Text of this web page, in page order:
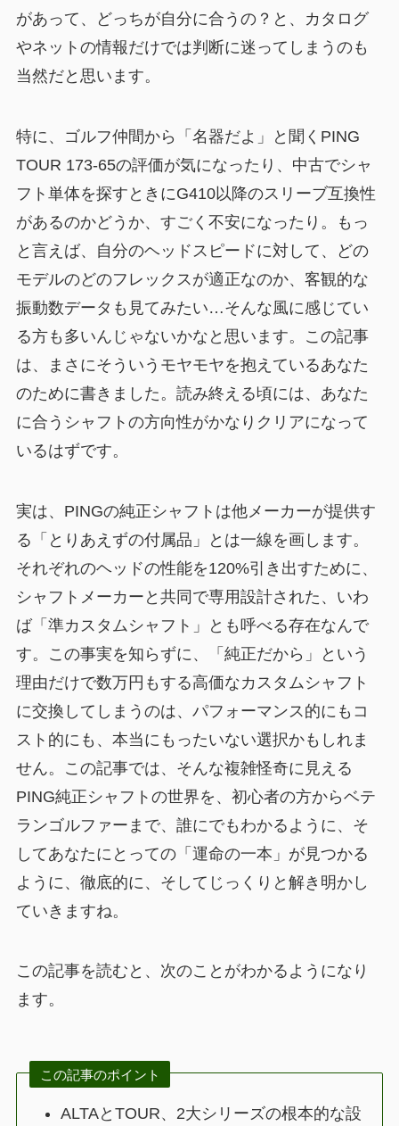
があって、どっちが自分に合うの？と、カタログ
やネットの情報だけでは判断に迷ってしまうのも
当然だと思います。
特に、ゴルフ仲間から「名器だよ」と聞くPING
TOUR 173-65の評価が気になったり、中古でシャ
フト単体を探すときにG410以降のスリーブ互換性
があるのかどうか、すごく不安になったり。もっ
と言えば、自分のヘッドスピードに対して、どの
モデルのどのフレックスが適正なのか、客観的な
振動数データも見てみたい…そんな風に感じてい
る方も多いんじゃないかなと思います。この記事
は、まさにそういうモヤモヤを抱えているあなた
のために書きました。読み終える頃には、あなた
に合うシャフトの方向性がかなりクリアになって
いるはずです。
実は、PINGの純正シャフトは他メーカーが提供す
る「とりあえずの付属品」とは一線を画します。
それぞれのヘッドの性能を120%引き出すために、
シャフトメーカーと共同で専用設計された、いわ
ば「準カスタムシャフト」とも呼べる存在なんで
す。この事実を知らずに、「純正だから」という
理由だけで数万円もする高価なカスタムシャフト
に交換してしまうのは、パフォーマンス的にもコ
スト的にも、本当にもったいない選択かもしれま
せん。この記事では、そんな複雑怪奇に見える
PING純正シャフトの世界を、初心者の方からベテ
ランゴルファーまで、誰にでもわかるように、そ
してあなたにとっての「運命の一本」が見つかる
ように、徹底的に、そしてじっくりと解き明かし
ていきますね。
この記事を読むと、次のことがわかるようになり
ます。
この記事のポイント
ALTAとTOUR、2大シリーズの根本的な設